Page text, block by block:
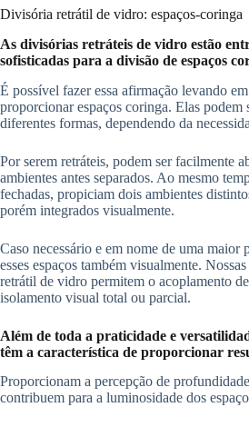
Divisória retrátil de vidro: espaços-coringa
As divisórias retráteis de vidro estão
sofisticadas para a divisão de espaços
É possível fazer essa afirmação levando
proporcionar espaços coringa. Elas podem
diferentes formas, dependendo da
Por serem retráteis, podem ser facilmente
ambientes antes separados. Ao mesmo
fechadas, propiciam dois ambientes
porém integrados visualmente.
Caso necessário e em nome de uma maior
esses espaços também visualmente.
retrátil de vidro permitem o acoplamento
isolamento visual total ou parcial.
Além de toda a praticidade e
têm a característica de proporcionar
Proporcionam a percepção de
contribuem para a luminosidade dos